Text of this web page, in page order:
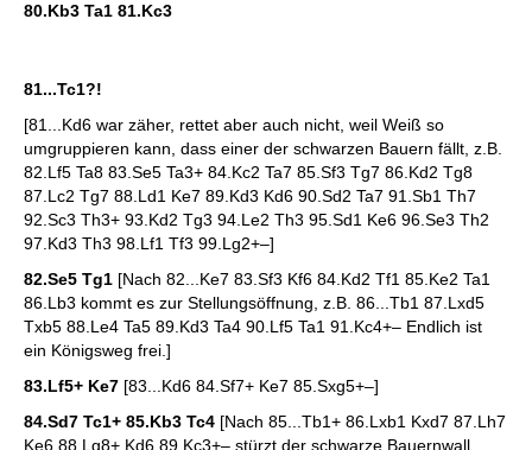
80.Kb3 Ta1 81.Kc3
81...Tc1?!
[81...Kd6 war zäher, rettet aber auch nicht, weil Weiß so
umgruppieren kann, dass einer der schwarzen Bauern fällt, z.B.
82.Lf5 Ta8 83.Se5 Ta3+ 84.Kc2 Ta7 85.Sf3 Tg7 86.Kd2 Tg8
87.Lc2 Tg7 88.Ld1 Ke7 89.Kd3 Kd6 90.Sd2 Ta7 91.Sb1 Th7
92.Sc3 Th3+ 93.Kd2 Tg3 94.Le2 Th3 95.Sd1 Ke6 96.Se3 Th2
97.Kd3 Th3 98.Lf1 Tf3 99.Lg2+–]
82.Se5 Tg1 [Nach 82...Ke7 83.Sf3 Kf6 84.Kd2 Tf1 85.Ke2 Ta1
86.Lb3 kommt es zur Stellungsöffnung, z.B. 86...Tb1 87.Lxd5
Txb5 88.Le4 Ta5 89.Kd3 Ta4 90.Lf5 Ta1 91.Kc4+– Endlich ist
ein Königsweg frei.]
83.Lf5+ Ke7 [83...Kd6 84.Sf7+ Ke7 85.Sxg5+–]
84.Sd7 Tc1+ 85.Kb3 Tc4 [Nach 85...Tb1+ 86.Lxb1 Kxd7 87.Lh7
Ke6 88.Lg8+ Kd6 89.Kc3+– stürzt der schwarze Bauernwall